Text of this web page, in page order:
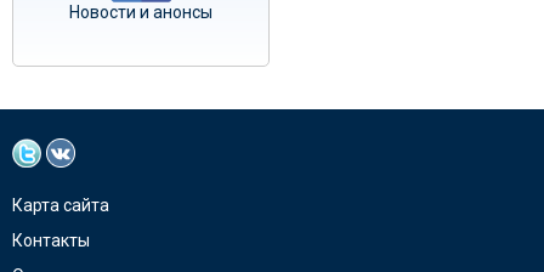
Новости и анонсы
Карта сайта
Контакты